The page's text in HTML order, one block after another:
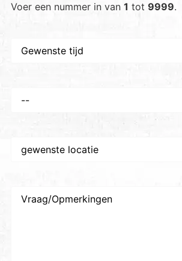
Voer een nummer in van 1 tot 9999.
tijd
plaats/locatie*